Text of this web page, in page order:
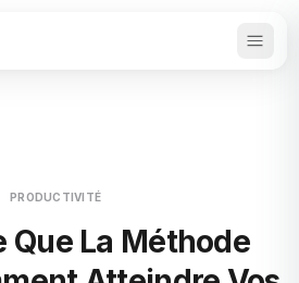
PRODUCTIVITÉ
Que La Méthode